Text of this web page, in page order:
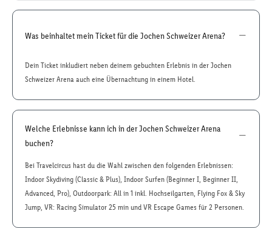
Was beinhaltet mein Ticket für die Jochen Schweizer Arena?
Dein Ticket inkludiert neben deinem gebuchten Erlebnis in der Jochen
Schweizer Arena auch eine Übernachtung in einem Hotel.
Welche Erlebnisse kann ich in der Jochen Schweizer Arena
buchen?
Bei Travelcircus hast du die Wahl zwischen den folgenden Erlebnissen:
Indoor Skydiving (Classic & Plus), Indoor Surfen (Beginner I, Beginner II,
Advanced, Pro), Outdoorpark: All in 1 inkl. Hochseilgarten, Flying Fox & Sky
Jump, VR: Racing Simulator 25 min und VR Escape Games für 2 Personen.